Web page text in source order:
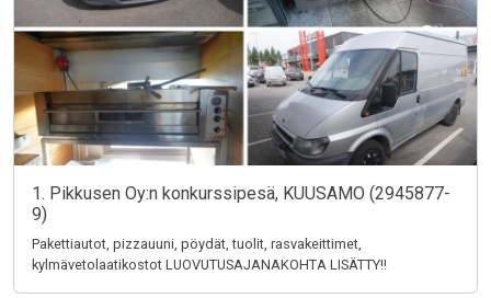
1. Pikkusen Oy:n konkurssipesä, KUUSAMO (2945877-
9)
Pakettiautot, pizzauuni, pöydät, tuolit, rasvakeittimet,
kylmävetolaatikostot LUOVUTUSAJANAKOHTA LISÄTTY!!